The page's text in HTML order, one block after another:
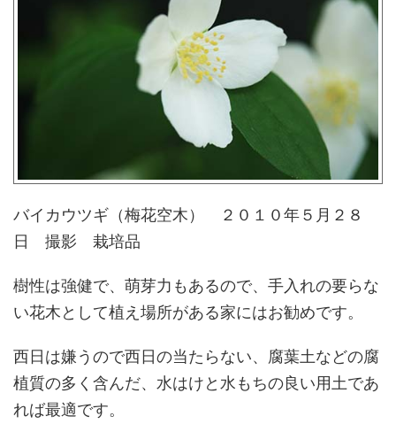
バイカウツギ（梅花空木） ２０１０年５月２８
日 撮影 栽培品
樹性は強健で、萌芽力もあるので、手入れの要らな
い花木として植え場所がある家にはお勧めです。
西日は嫌うので西日の当たらない、腐葉土などの腐
植質の多く含んだ、水はけと水もちの良い用土であ
れば最適です。